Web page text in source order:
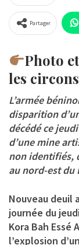
Partager
Photo
les
L’armée
disparition
décédé ce
d’une mine
non identifiés,
au nord-est du
Nouveau deuil
journée du
Kora Bah Essé
l’explosion